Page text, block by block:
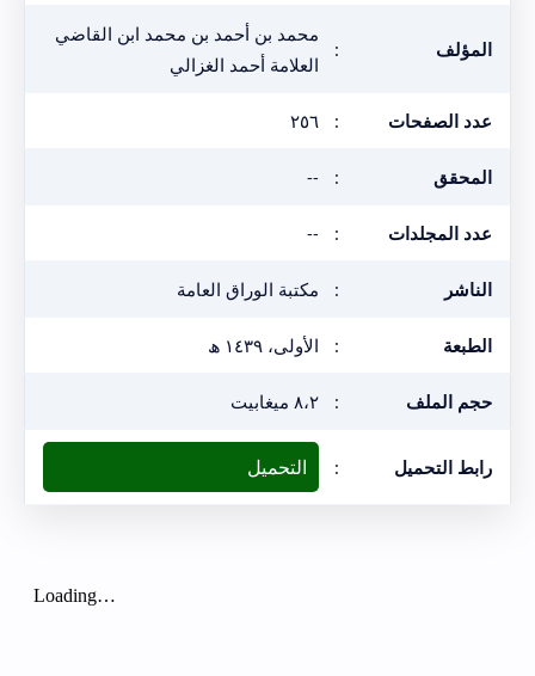
المؤلف :
محمد بن أحمد بن محمد ابن القاضي
العلامة أحمد الغزالي
عدد الصفحات : ٢٥٦
المحقق :
--
عدد المجلدات :
--
الناشر : مكتبة الوراق العامة
الطبعة : الأولى، ١٤٣٩ ھ
حجم الملف : ٨،٢ ميغابيت
رابط التحميل : التحميل